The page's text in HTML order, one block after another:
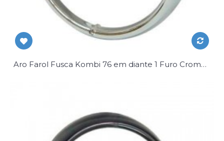
Aro Farol Fusca Kombi 76 em diante 1 Furo Cromado Par